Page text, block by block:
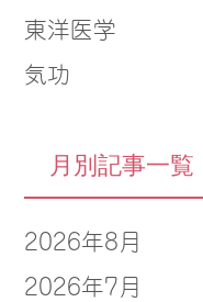
東洋医学
気功
月別記事一覧
2026年8月
2026年7月